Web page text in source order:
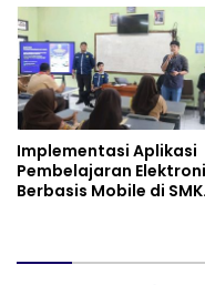
Berkebutuhan Khusus
Implementasi Aplikasi
Pembelajaran
Berbasis Mobile di SMK